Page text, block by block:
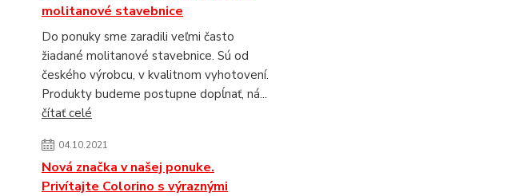
molitanové stavebnice
Do ponuky sme zaradili veľmi často
žiadané molitanové stavebnice. Sú od
českého výrobcu, v kvalitnom vyhotovení.
Produkty budeme postupne dopĺnať, ná...
čítať celé
04.10.2021
Nová značka v našej ponuke.
Privítajte Colorino s výraznými